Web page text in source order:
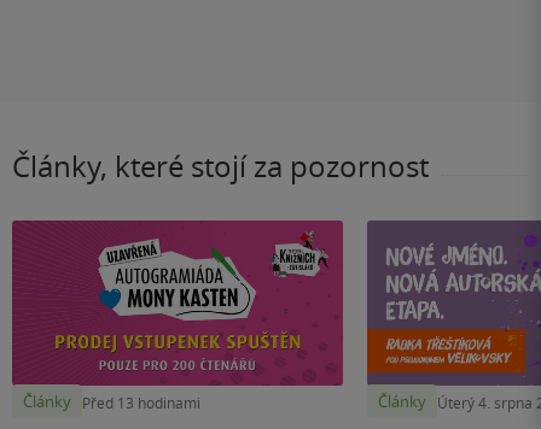
Články, které stojí za pozornost
Články Před 13 hodinami Články Úterý 4. srpna